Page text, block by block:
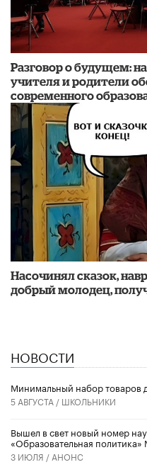
Разговор о будущем:
учителя и родители
современного
Насочинял сказок,
добрый молодец,
НОВОСТИ
Минимальный набор товаров
5 АВГУСТА / ШКОЛЬНИКИ
Вышел в свет новый номер
«Образовательная
3 ИЮЛЯ / АНОНС